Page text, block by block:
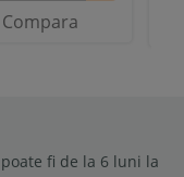
Compara
fi de la 6 luni la